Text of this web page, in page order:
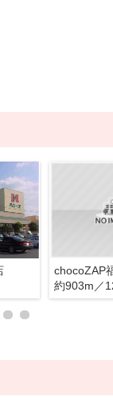
chocoZAP
約903m／